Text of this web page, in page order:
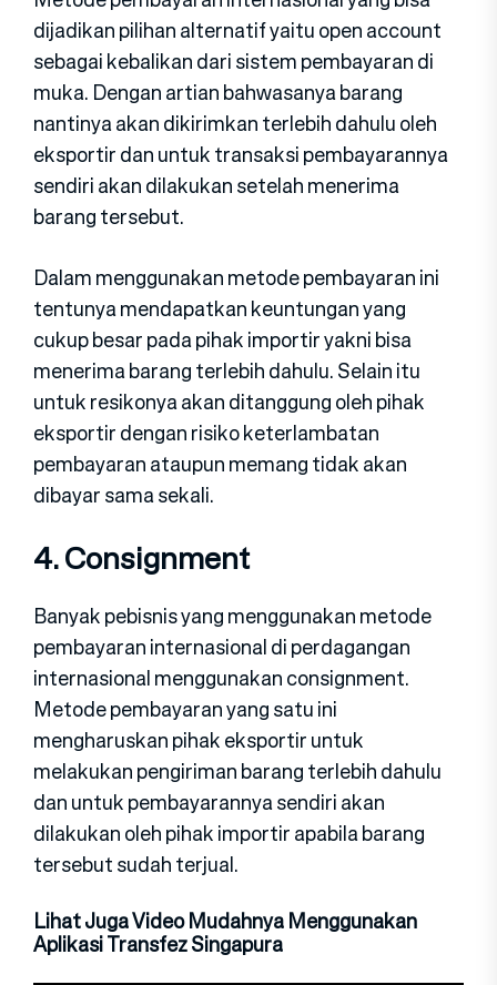
dijadikan pilihan alternatif yaitu open account
sebagai kebalikan dari sistem pembayaran di
muka. Dengan artian bahwasanya barang
nantinya akan dikirimkan terlebih dahulu oleh
eksportir dan untuk transaksi pembayarannya
sendiri akan dilakukan setelah menerima
barang tersebut.
Dalam menggunakan metode pembayaran ini
tentunya mendapatkan keuntungan yang
cukup besar pada pihak importir yakni bisa
menerima barang terlebih dahulu. Selain itu
untuk resikonya akan ditanggung oleh pihak
eksportir dengan risiko keterlambatan
pembayaran ataupun memang tidak akan
dibayar sama sekali.
4. Consignment
Banyak pebisnis yang menggunakan metode
pembayaran internasional di perdagangan
internasional menggunakan consignment.
Metode pembayaran yang satu ini
mengharuskan pihak eksportir untuk
melakukan pengiriman barang terlebih dahulu
dan untuk pembayarannya sendiri akan
dilakukan oleh pihak importir apabila barang
tersebut sudah terjual.
Lihat Juga Video Mudahnya Menggunakan
Aplikasi Transfez Singapura